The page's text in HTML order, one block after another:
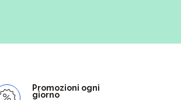
Promozioni ogni
giorno